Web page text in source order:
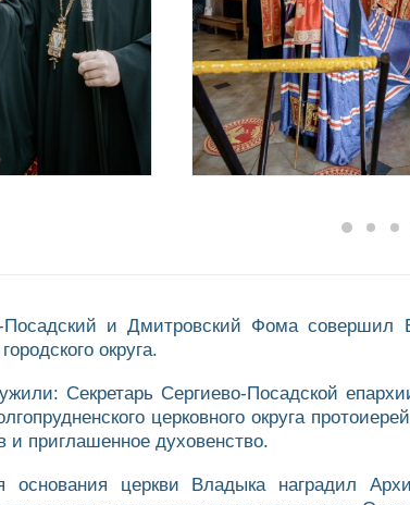
Посадский и Дмитровский Фома
округа.
Секретарь Сергиево-Посадской
церковного округа
приглашенное духовенство.
церкви Владыка наградил